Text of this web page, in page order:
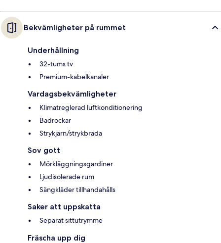
Bekvämligheter på rummet
Underhållning
32-tums tv
Premium-kabelkanaler
Vardagsbekvämligheter
Klimatreglerad luftkonditionering
Badrockar
Strykjärn/strykbräda
Sov gott
Mörkläggningsgardiner
Ljudisolerade rum
Sängkläder tillhandahålls
Saker att uppskatta
Separat sittutrymme
Fräscha upp dig